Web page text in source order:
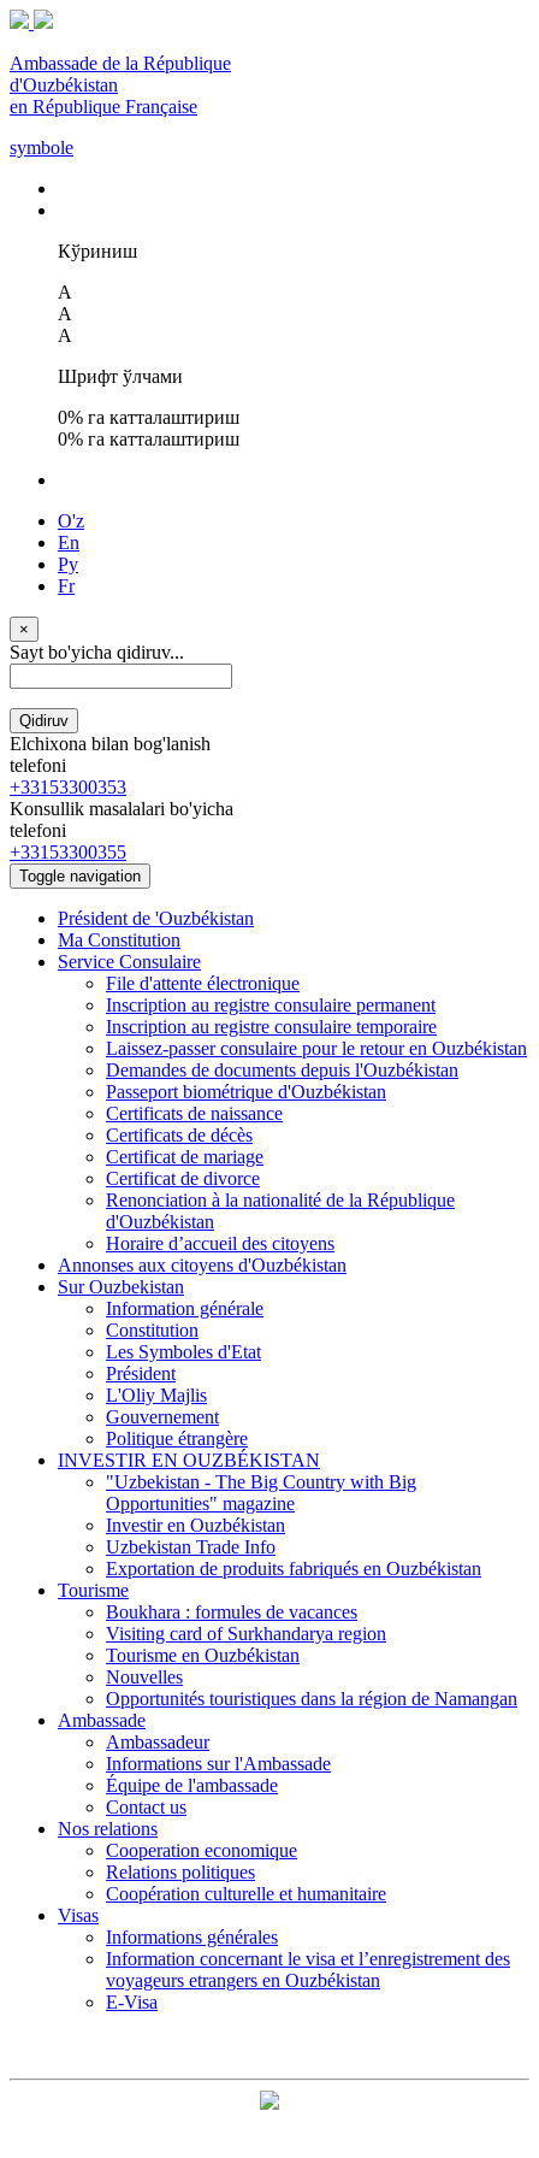
Ambassade de la République
d'Ouzbékistan
en République Française
symbole
Кўриниш
A
A
A
Шрифт ўлчами
0% га катталаштириш
0% га катталаштириш
O'z
En
Ру
Fr
×
Sayt bo'yicha qidiruv...
Qidiruv
Elchixona bilan bog'lanish
telefoni
+33153300353
Konsullik masalalari bo'yicha
telefoni
+33153300355
Toggle navigation
Président de 'Ouzbékistan
Ma Constitution
Service Consulaire
File d'attente électronique
Inscription au registre consulaire permanent
Inscription au registre consulaire temporaire
Laissez-passer consulaire pour le retour en Ouzbékistan
Demandes de documents depuis l'Ouzbékistan
Passeport biométrique d'Ouzbékistan
Certificats de naissance
Certificats de décès
Certificat de mariage
Certificat de divorce
Renonciation à la nationalité de la République
d'Ouzbékistan
Horaire d’accueil des citoyens
Annonses aux citoyens d'Ouzbékistan
Sur Ouzbekistan
Information générale
Constitution
Les Symboles d'Etat
Président
L'Oliy Majlis
Gouvernement
Politique étrangère
INVESTIR EN OUZBÉKISTAN
"Uzbekistan - The Big Country with Big
Opportunities" magazine
Investir en Ouzbékistan
Uzbekistan Trade Info
Exportation de produits fabriqués en Ouzbékistan
Tourisme
Boukhara : formules de vacances
Visiting card of Surkhandarya region
Tourisme en Ouzbékistan
Nouvelles
Opportunités touristiques dans la région de Namangan
Ambassade
Ambassadeur
Informations sur l'Ambassade
Équipe de l'ambassade
Contact us
Nos relations
Cooperation economique
Relations politiques
Coopération culturelle et humanitaire
Visas
Informations générales
Information concernant le visa et l’enregistrement des
voyageurs etrangers en Ouzbékistan
E-Visa